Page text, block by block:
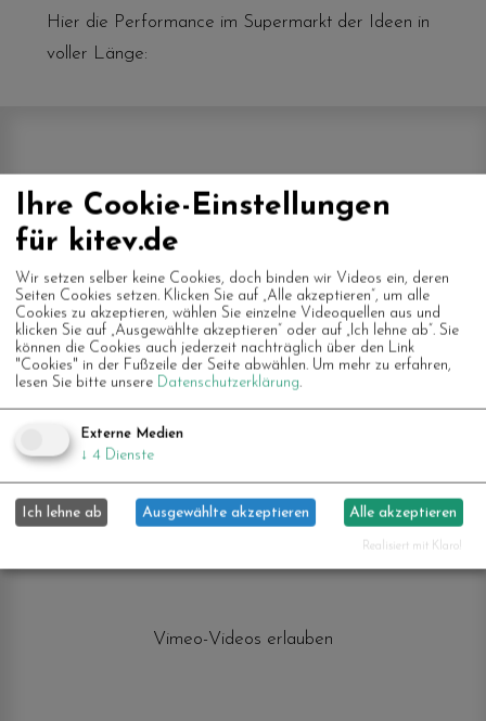
Hier die Performance im Supermarkt der Ideen in
voller Länge:
Vimeo-Videos erlauben
Interventionen im Stadtraum, je. ca 3-5 Minuten:
Vimeo-Videos erlauben
Ihre Cookie-Einstellungen
für kitev.de
Wir setzen selber keine Cookies, doch binden wir Videos ein, deren
Seiten Cookies setzen. Klicken Sie auf „Alle akzeptieren“, um alle
Cookies zu akzeptieren, wählen Sie einzelne Videoquellen aus und
klicken Sie auf „Ausgewählte akzeptieren“ oder auf „Ich lehne ab“. Sie
können die Cookies auch jederzeit nachträglich über den Link
"Cookies" in der Fußzeile der Seite abwählen. Um mehr zu erfahren,
lesen Sie bitte unsere Datenschutzerklärung.
Externe Medien
↓ 4 Dienste
Ich lehne ab Ausgewählte akzeptieren Alle akzeptieren
Realisiert mit Klaro!